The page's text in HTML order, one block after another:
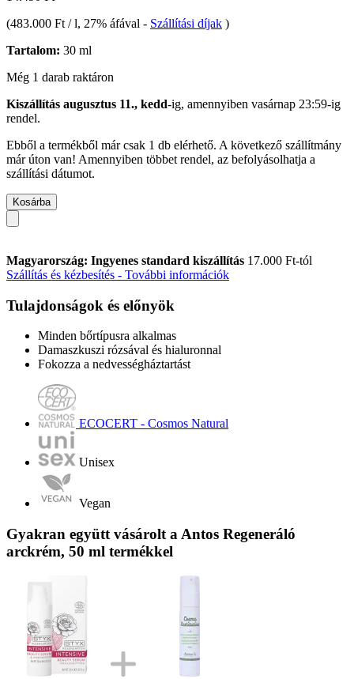
(483.000 Ft / l, 27% áfával - Szállítási díjak )
Tartalom: 30 ml
Még 1 darab raktáron
Kiszállítás augusztus 11., kedd-ig, amennyiben vasárnap 23:59-ig
rendel.
Ebből a termékből már csak 1 db elérhető. A következő szállítmány
már úton van! Amennyiben többet rendel, az befolyásolhatja a
szállítási dátumot.
Kosárba
Magyarország: Ingyenes standard kiszállítás 17.000 Ft-tól
Szállítás és kézbesítés - További információk
Tulajdonságok és előnyök
Minden bőrtípusra alkalmas
Damaszkuszi rózsával és hialuronnal
Fokozza a nedvességháztartást
ECOCERT - Cosmos Natural
Unisex
Vegan
Gyakran együtt vásárolt a Antos Regeneráló
arckrém, 50 ml termékkel